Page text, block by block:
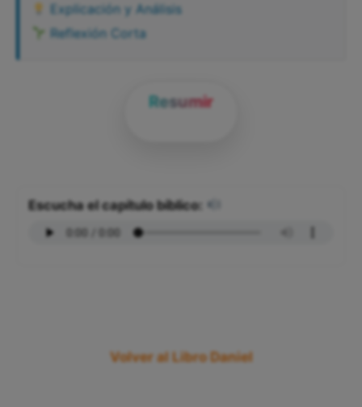
Explicación y Análisis
Reflexión Corta
Resumir
Escucha el capítulo bíblico:
Volver al Libro Daniel